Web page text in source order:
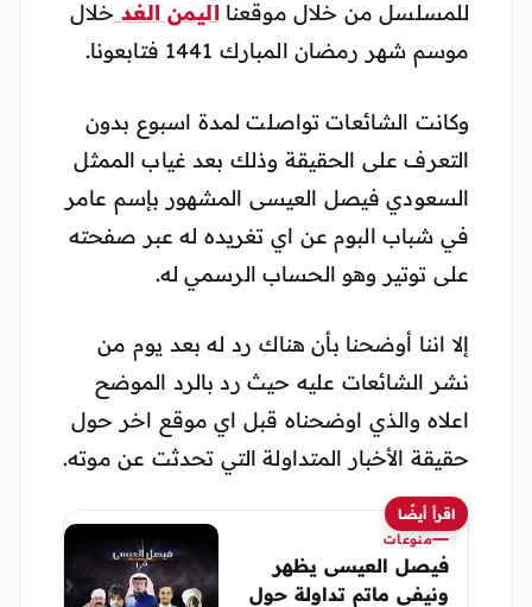
للمسلسل من خلال موقعنا اليمن الغد خلال
موسم شهر رمضان المبارك 1441 فتابعونا.
وكانت الشائعات تواصلت لمدة اسبوع بدون
التعرف على الحقيقة وذلك بعد غياب الممثل
السعودي فيصل العيسى المشهور بإسم عامر
في شباب البوم عن اي تغريده له عبر صفحته
على توتير وهو الحساب الرسمي له.
إلا اننا أوضحنا بأن هناك رد له بعد يوم من
نشر الشائعات عليه حيث رد بالرد الموضح
اعلاه والذي اوضحناه قبل اي موقع اخر حول
حقيقة الأخبار المتداولة التي تحدثت عن موته.
اقرأ أيضًا
منوعات
فيصل العيسى يظهر
ونيفي ماتم تداولة حول